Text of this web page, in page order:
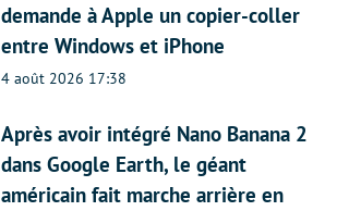
demande à Apple un copier-coller
entre Windows et iPhone
4 août 2026 17:38
Après avoir intégré Nano Banana 2
dans Google Earth, le géant
américain fait marche arrière en